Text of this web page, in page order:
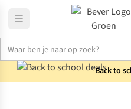
Back to